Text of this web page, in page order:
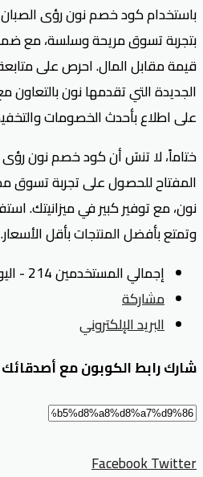
بتجربة تسوق مريحة وسلسة، مع
قيمة مقابل المال. احرص على
الجديدة التي تقدمها نون بالتعاون
على اطلاع بأحدث الخصومات
المفتاح للحصول على تجربة تسوق
نون، مع توفير كبير في ميزانيتك.
وتمتع بأفضل المنتجات بأقل الأسعار.
إجمالي المستخدمين 214 - اليوم 0
مشاركة
البريد الإلكتروني
شارك رابط الكوبون مع أصدقائك
FacebookTwitter